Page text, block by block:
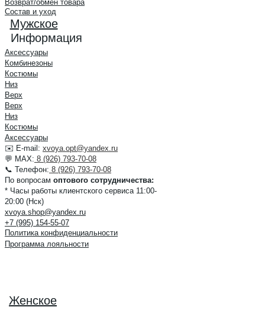
Возврат/обмен товара
Состав и уход
Мужское
Информация
Аксессуары
Комбинезоны
Костюмы
Низ
Верх
Верх
Низ
Костюмы
Аксессуары
✉️ E-mail: xvoya.opt@yandex.ru
💬 MAX: 8 (926) 793-70-08
📞 Телефон: 8 (926) 793-70-08
По вопросам оптового сотрудничества:
* Часы работы клиентского сервиса 11:00-
20:00 (Нск)
xvoya.shop@yandex.ru
+7 (995) 154-55-07
Политика конфиденциальности
Программа лояльности
Женское